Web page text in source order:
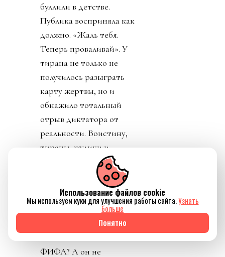
буллили в детстве.
Публика восприняла как
должно. «Жаль тебя.
Теперь проваливай». У
тирана не только не
получилось разыграть
карту жертвы, но и
обнажило тотальный
отрыв диктатора от
реальности. Воистину,
тираны, жулики и
диктаторы так похожи
День 8. Понедельник. А
ФИФА? А он не
Использование файлов cookie
Мы используем куки для улучшения работы сайта.Узнать
больше
Понятно